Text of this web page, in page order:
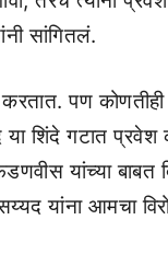
सांगितलं.
पण
शिंदे गटात प्रवेश
यांच्या बाबत
यांना आमचा